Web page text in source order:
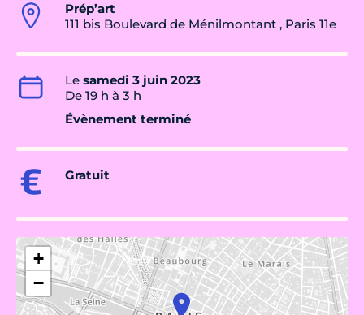
Prép’art
111 bis Boulevard de Ménilmontant , Paris 11e
Le samedi 3 juin 2023
De 19 h à 3 h
Évènement terminé
Gratuit
+
−